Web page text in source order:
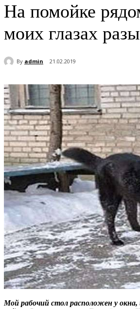
На помойке
моих глазах
By admin 21.02.2019
Мой рабочий стол расположен у